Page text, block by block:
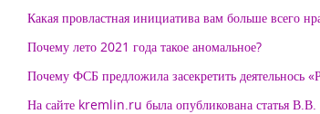
Какая провластная инициатива вам больше всего
Почему лето 2021 года такое аномальное?
Почему ФСБ предложила засекретить деятельнось
На сайте kremlin.ru была опубликована статья